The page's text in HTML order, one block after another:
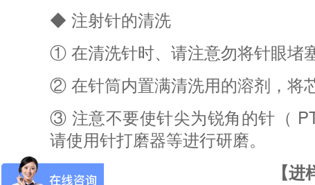
◆ 注射针的清洗
① 在清洗针时、请注意勿将针眼堵塞
② 在针筒内置满清洗用的溶剂，将
③ 注意不要使针尖为锐角的针（
请使用针打磨器等进行研磨。
【